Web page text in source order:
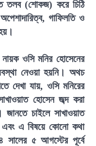
তলব (শোকজ) করে চিঠি
গাফিলতি ও
নায়ক ওসি মনির হোসেনের
নেওয়া হয়নি। অথচ
দেখা যায়, ওসি মনিরের
হোসেন জব্দ করা
চাইলে সাখাওয়াত
এবং এ বিষয়ে কোনো কথা
৫ আগস্টের পূর্বে